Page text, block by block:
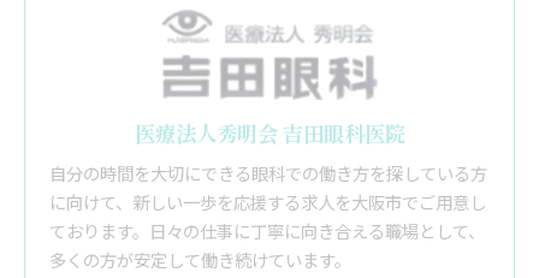
医療法人秀明会 吉田眼科医院
自分の時間を大切にできる眼科での働き方を探している方
に向けて、新しい一歩を応援する求人を大阪市でご用意し
ております。日々の仕事に丁寧に向き合える職場として、
多くの方が安定して働き続けています。